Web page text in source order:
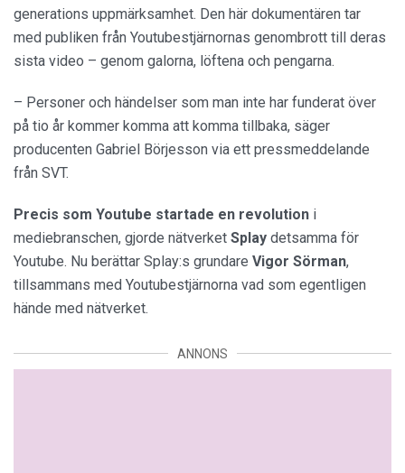
generations uppmärksamhet. Den här dokumentären tar
med publiken från Youtubestjärnornas genombrott till deras
sista video – genom galorna, löftena och pengarna.
– Personer och händelser som man inte har funderat över
på tio år kommer komma att komma tillbaka, säger
producenten Gabriel Börjesson via ett pressmeddelande
från SVT.
Precis som Youtube startade en revolution i
mediebranschen, gjorde nätverket Splay detsamma för
Youtube. Nu berättar Splay:s grundare Vigor Sörman,
tillsammans med Youtubestjärnorna vad som egentligen
hände med nätverket.
ANNONS